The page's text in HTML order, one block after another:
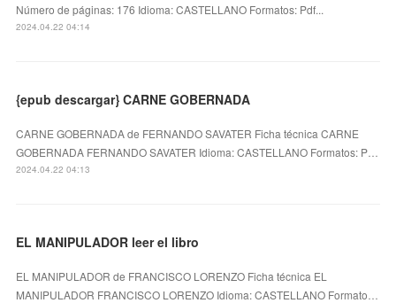
Número de páginas: 176 Idioma: CASTELLANO Formatos: Pdf...
2024.04.22 04:14
{epub descargar} CARNE GOBERNADA
CARNE GOBERNADA de FERNANDO SAVATER Ficha técnica CARNE
GOBERNADA FERNANDO SAVATER Idioma: CASTELLANO Formatos: P…
2024.04.22 04:13
EL MANIPULADOR leer el libro
EL MANIPULADOR de FRANCISCO LORENZO Ficha técnica EL
MANIPULADOR FRANCISCO LORENZO Idioma: CASTELLANO Formato…